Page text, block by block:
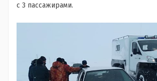
с 3 пассажирами.